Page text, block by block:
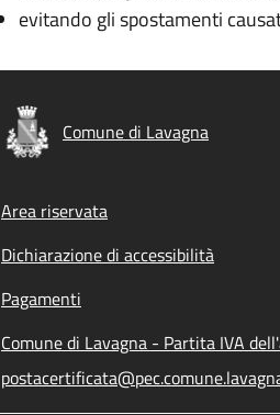
evitando gli spostamenti
Comune di Lavagna
Footer menu
Area riservata
Dichiarazione di accessibilità
Pagamenti
Comune di Lavagna - Partita IVA